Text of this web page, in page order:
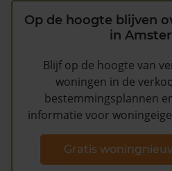
Op de hoogte blijven
in
Blijf op de hoogte van
woningen in de
bestemmingsplannen
informatie voor
Gratis